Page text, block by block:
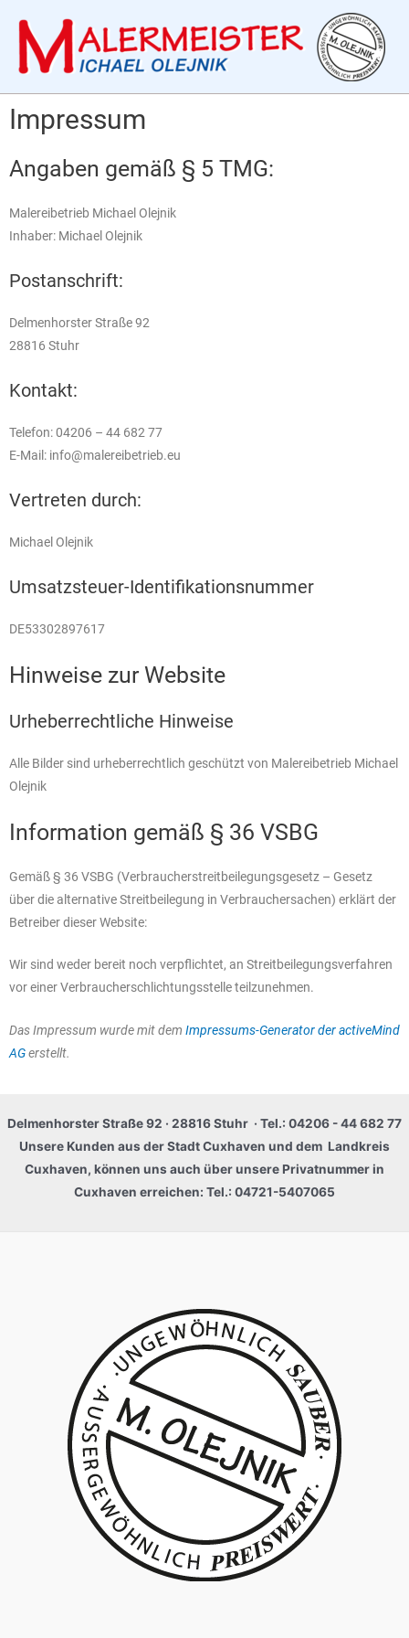
Impressum
Angaben gemäß § 5 TMG:
Malereibetrieb Michael Olejnik
Inhaber: Michael Olejnik
Postanschrift:
Delmenhorster Straße 92
28816 Stuhr
Kontakt:
Telefon: 04206 – 44 682 77
E-Mail: info@malereibetrieb.eu
Vertreten durch:
Michael Olejnik
Umsatzsteuer-Identifikationsnummer
DE53302897617
Hinweise zur Website
Urheberrechtliche Hinweise
Alle Bilder sind urheberrechtlich geschützt von Malereibetrieb Michael
Olejnik
Information gemäß § 36 VSBG
Gemäß § 36 VSBG (Verbraucherstreitbeilegungsgesetz – Gesetz
über die alternative Streitbeilegung in Verbrauchersachen) erklärt der
Betreiber dieser Website:
Wir sind weder bereit noch verpflichtet, an Streitbeilegungsverfahren
vor einer Verbraucherschlichtungsstelle teilzunehmen.
Das Impressum wurde mit dem Impressums-Generator der activeMind
AGerstellt.
Delmenhorster Straße 92 · 28816 Stuhr · Tel.: 04206 - 44 682 77
Unsere Kunden aus der Stadt Cuxhaven und dem Landkreis
Cuxhaven, können uns auch über unsere Privatnummer in
Cuxhaven erreichen: Tel.: 04721-5407065